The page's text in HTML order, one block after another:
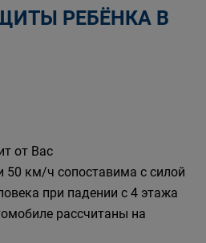
РЕБЁНКА В
от Вас
50 км/ч сопоставима с силой
при падении с 4 этажа
рассчитаны на